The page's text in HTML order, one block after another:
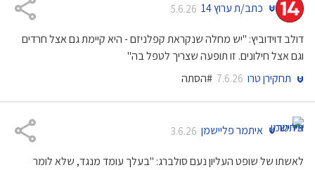
כתב/ת ערוץ 14 5.6.26
דולב דוידוביץ: "יש מחלה שנקראת קפלניזם - היא קיימת גם אצל חרדים
וגם אצל חילונים. זו תופעה שצריך לטפל בה"
תחקירן טרו 7.6.26 #הסתה
איתמר פליישמן 3.6.26
לאשתו של שופט העליון נעם סולברג: "בעלך עומד מנגד, שלא לומר